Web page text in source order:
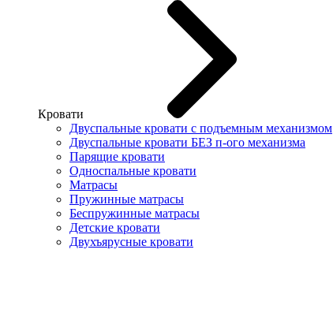
Кровати
Двуспальные кровати с подъемным механизмом
Двуспальные кровати БЕЗ п-ого механизма
Парящие кровати
Односпальные кровати
Матрасы
Пружинные матрасы
Беспружинные матрасы
Детские кровати
Двухъярусные кровати